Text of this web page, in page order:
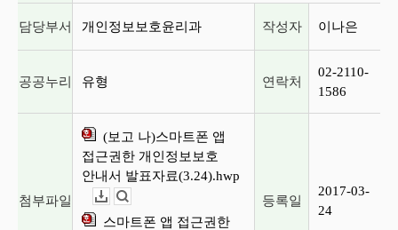
담당부서 개인정보보호윤리과 작성자 이나은
공공누리 유형 연락처
02-2110-
1586
첨부파일
(보고 나)스마트폰 앱
접근권한 개인정보보호
안내서 발표자료(3.24).hwp
스마트폰 앱 접근권한
등록일
2017-03-
24